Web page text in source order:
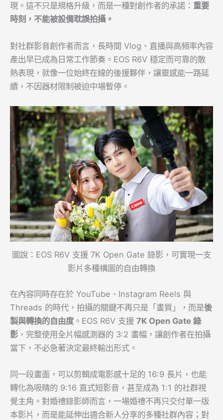
現。這不只是規格升級，而是一種對創作者的承諾： 重要
時刻，不能被設備耽誤拍攝。
對社群影音創作者而言，長時間 Vlog、直播與高頻率內容
產出早已成為日常工作節奏。EOS R6V 穩定而可靠的散
熱表現，就像一位始終在線的後援夥伴，讓靈感能一路延
續，不因器材限制被迫中場暫停。
圖說：EOS R6V 支援 7K Open Gate 錄影，可實現一支
影片多種構圖的自由轉換
在內容同時存在於 YouTube、Instagram Reels 與
Threads 的時代，拍攝的關鍵不再只是「畫質」，而是後
製與轉換的自由度 。EOS R6V 支援 7K Open Gate 錄
影，完整使用全片幅感測器的 3:2 畫幅，讓創作者在拍攝
當下，不必急著決定最終輸出形式。
同一段畫面，可以剪輯成電影感十足的 16:9 長片，也能
轉化為吸睛的 9:16 直式短影音，甚至成為 1:1 的社群視
覺主角。對婚禮錄影師而言，一場婚禮不再只交付單一版
本影片，而是能延伸出適合新人分享的多種社群內容；對